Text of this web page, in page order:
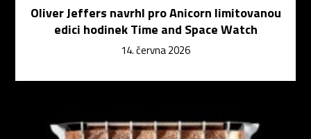
Oliver Jeffers navrhl pro Anicorn limitovanou
edici hodinek Time and Space Watch
14. června 2026